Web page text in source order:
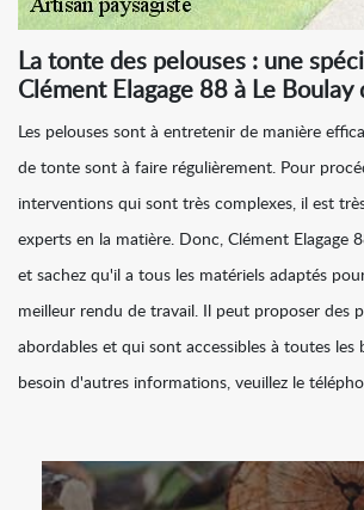
La tonte des pelouses : une
Clément Elagage 88 à Le
Les pelouses sont à entretenir de manière
de tonte sont à faire régulièrement. Pour
interventions qui sont très complexes, il est
experts en la matière. Donc, Clément Elagage
et sachez qu'il a tous les matériels adaptés
meilleur rendu de travail. Il peut proposer des
abordables et qui sont accessibles à toutes les
besoin d'autres informations, veuillez le